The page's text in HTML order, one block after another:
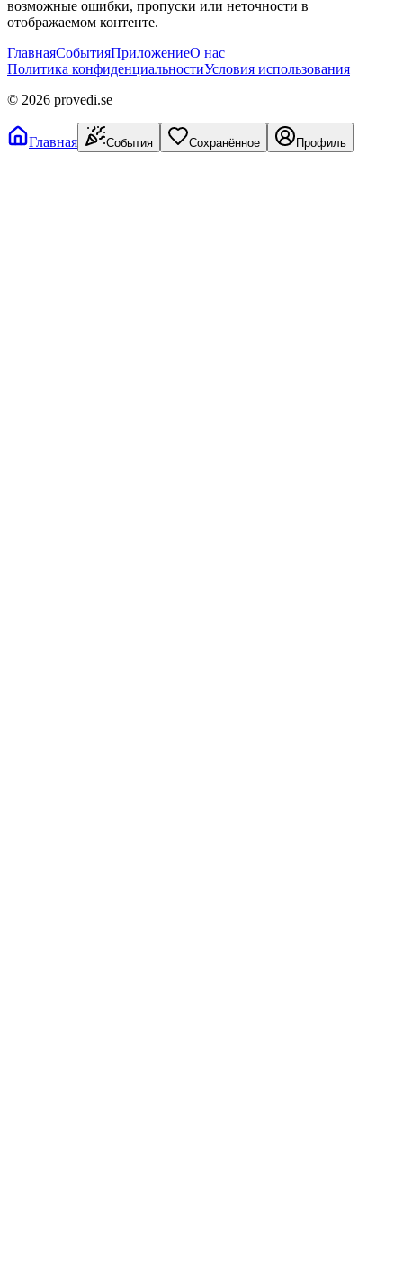
возможные ошибки, пропуски или неточности в
отображаемом контенте.
ГлавнаяСобытияПриложениеО нас
Политика конфиденциальностиУсловия использования
© 2026 provedi.se
Главная События Сохранённое Профиль